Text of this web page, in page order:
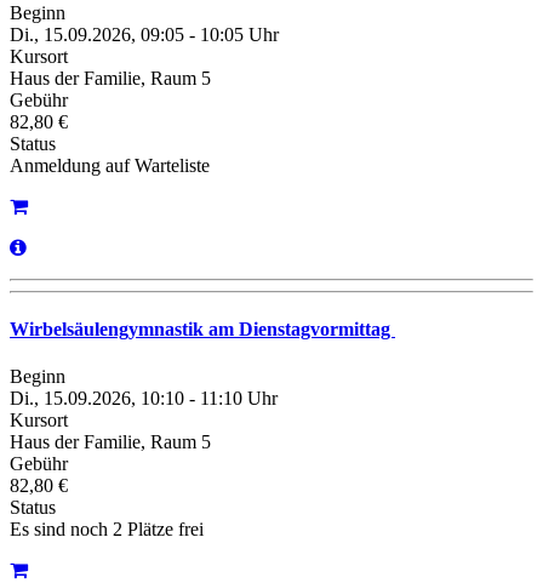
Beginn
Di., 15.09.2026, 09:05 - 10:05 Uhr
Kursort
Haus der Familie, Raum 5
Gebühr
82,80 €
Status
Anmeldung auf Warteliste
Wirbelsäulengymnastik am Dienstagvormittag
Beginn
Di., 15.09.2026, 10:10 - 11:10 Uhr
Kursort
Haus der Familie, Raum 5
Gebühr
82,80 €
Status
Es sind noch 2 Plätze frei